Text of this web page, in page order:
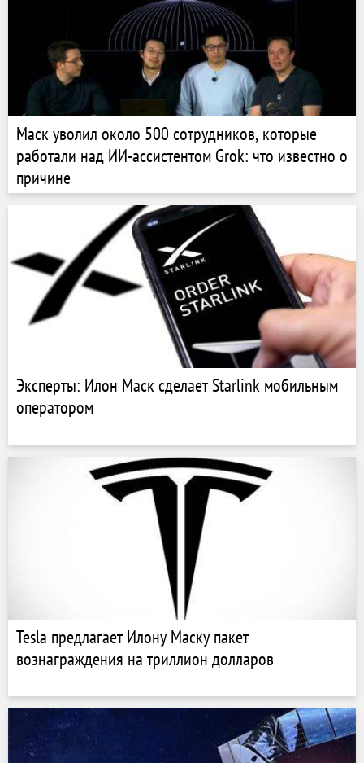
Маск уволил около 500 сотрудников, которые
работали над ИИ-ассистентом Grok: что известно о
причине
Эксперты: Илон Маск сделает Starlink мобильным
оператором
Tesla предлагает Илону Маску пакет
вознаграждения на триллион долларов